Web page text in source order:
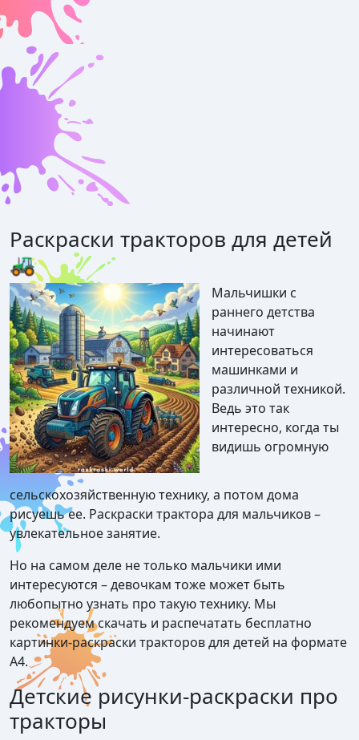
Раскраски тракторов для детей
🚜
Мальчишки с
раннего детства
начинают
интересоваться
машинками и
различной техникой.
Ведь это так
интересно, когда ты
видишь огромную
сельскохозяйственную технику, а потом дома
рисуешь ее. Раскраски трактора для мальчиков –
увлекательное занятие.
Но на самом деле не только мальчики ими
интересуются – девочкам тоже может быть
любопытно узнать про такую технику. Мы
рекомендуем скачать и распечатать бесплатно
картинки-раскраски тракторов для детей на формате
А4.
Детские рисунки-раскраски про
тракторы